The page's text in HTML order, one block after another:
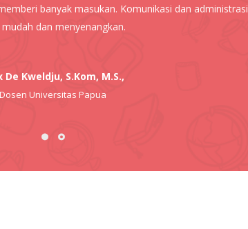
banyak masukan. Komunikasi dan administrasi
dan menyenangkan.
De Kweldju, S.Kom, M.S.,
Dosen Universitas Papua